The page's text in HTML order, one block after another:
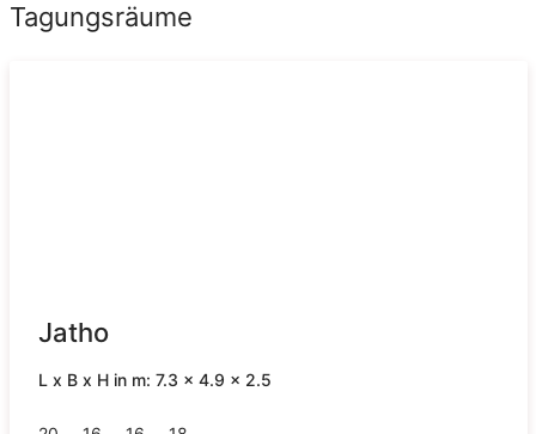
Tagungsräume
Jatho
L x B x H in m: 7.3 x 4.9 x 2.5